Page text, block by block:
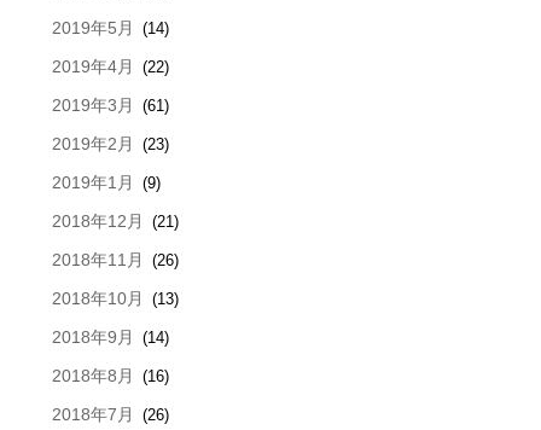
2019年5月 (14)
2019年4月 (22)
2019年3月 (61)
2019年2月 (23)
2019年1月 (9)
2018年12月 (21)
2018年11月 (26)
2018年10月 (13)
2018年9月 (14)
2018年8月 (16)
2018年7月 (26)